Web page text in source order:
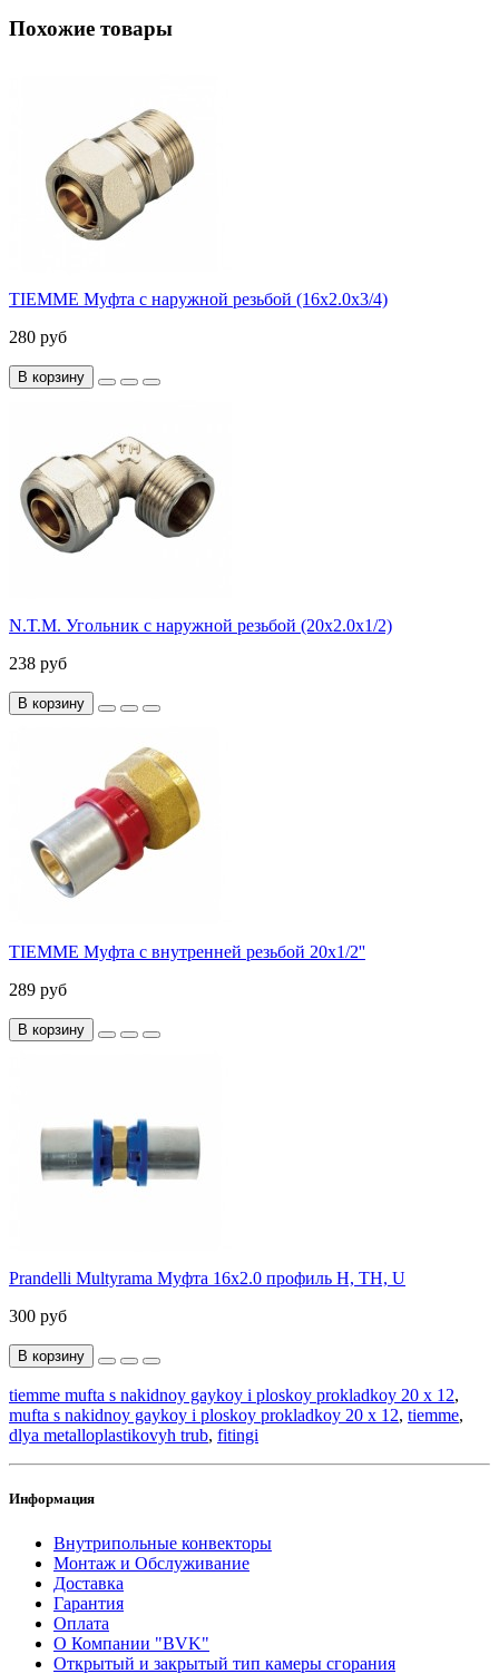
Похожие товары
TIEMME Муфта с наружной резьбой (16х2.0х3/4)
280 руб
В корзину
N.T.M. Угольник с наружной резьбой (20х2.0х1/2)
238 руб
В корзину
TIEMME Муфта с внутренней резьбой 20x1/2''
289 руб
В корзину
Prandelli Multyrama Муфта 16х2.0 профиль H, TH, U
300 руб
В корзину
tiemme mufta s nakidnoy gaykoy i ploskoy prokladkoy 20 x 12,
mufta s nakidnoy gaykoy i ploskoy prokladkoy 20 x 12, tiemme,
dlya metalloplastikovyh trub, fitingi
Информация
Внутрипольные конвекторы
Монтаж и Обслуживание
Доставка
Гарантия
Оплата
О Компании "BVK"
Открытый и закрытый тип камеры сгорания